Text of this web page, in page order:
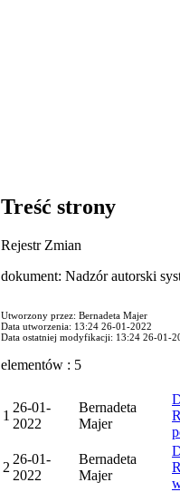
Treść strony
Rejestr Zmian
dokument: Nadzór autorski
Utworzony przez: Bernadeta Majer
Data utworzenia: 13:24 26-01-2022
Data ostatniej modyfikacji: 13:24 26-01-
elementów : 5
1
26-01-
2022
Bernadeta
Majer
2
26-01-
2022
Bernadeta
Majer